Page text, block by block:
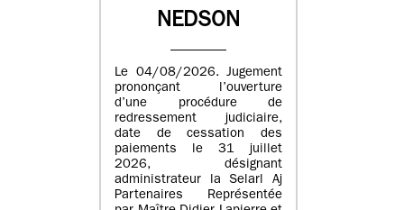
NEDSON
Le 04/08/2026. Jugement
prononçant l’ouverture
d’une procédure de
redressement judiciaire,
date de cessation des
paiements le 31 juillet
2026, désignant
administrateur la Selarl Aj
Partenaires Représentée